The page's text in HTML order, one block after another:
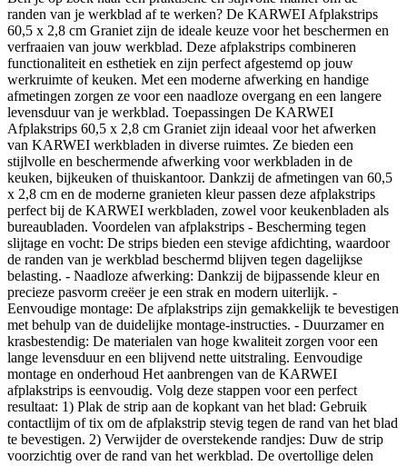
randen van je werkblad af te werken? De KARWEI Afplakstrips
60,5 x 2,8 cm Graniet zijn de ideale keuze voor het beschermen en
verfraaien van jouw werkblad. Deze afplakstrips combineren
functionaliteit en esthetiek en zijn perfect afgestemd op jouw
werkruimte of keuken. Met een moderne afwerking en handige
afmetingen zorgen ze voor een naadloze overgang en een langere
levensduur van je werkblad. Toepassingen De KARWEI
Afplakstrips 60,5 x 2,8 cm Graniet zijn ideaal voor het afwerken
van KARWEI werkbladen in diverse ruimtes. Ze bieden een
stijlvolle en beschermende afwerking voor werkbladen in de
keuken, bijkeuken of thuiskantoor. Dankzij de afmetingen van 60,5
x 2,8 cm en de moderne granieten kleur passen deze afplakstrips
perfect bij de KARWEI werkbladen, zowel voor keukenbladen als
bureaubladen. Voordelen van afplakstrips - Bescherming tegen
slijtage en vocht: De strips bieden een stevige afdichting, waardoor
de randen van je werkblad beschermd blijven tegen dagelijkse
belasting. - Naadloze afwerking: Dankzij de bijpassende kleur en
precieze pasvorm creëer je een strak en modern uiterlijk. -
Eenvoudige montage: De afplakstrips zijn gemakkelijk te bevestigen
met behulp van de duidelijke montage-instructies. - Duurzamer en
krasbestendig: De materialen van hoge kwaliteit zorgen voor een
lange levensduur en een blijvend nette uitstraling. Eenvoudige
montage en onderhoud Het aanbrengen van de KARWEI
afplakstrips is eenvoudig. Volg deze stappen voor een perfect
resultaat: 1) Plak de strip aan de kopkant van het blad: Gebruik
contactlijm of tix om de afplakstrip stevig tegen de rand van het blad
te bevestigen. 2) Verwijder de overstekende randjes: Duw de strip
voorzichtig over de rand van het werkblad. De overtollige delen